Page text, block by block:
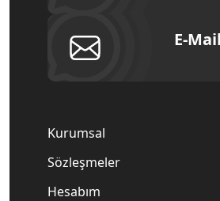
E-
Kurumsal
Sözleşmeler
Hesabım